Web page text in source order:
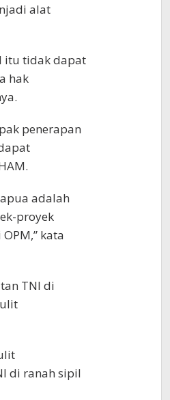
alat
itu tidak dapat
hak
penerapan
adalah
proyek
kata
TNI di
di ranah sipil